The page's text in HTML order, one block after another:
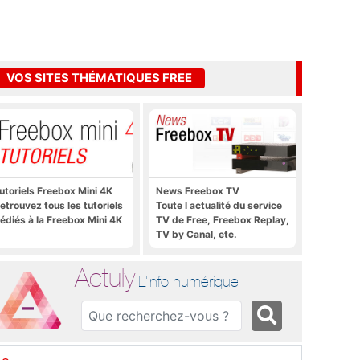
VOS SITES THÉMATIQUES FREE
Freebox Mini 4K
tous les tutoriels
à la Freebox Mini 4K
News Freebox TV
Toute l actualité du service
TV de Free, Freebox Replay,
TV by Canal, etc.
Actuly L'info numérique